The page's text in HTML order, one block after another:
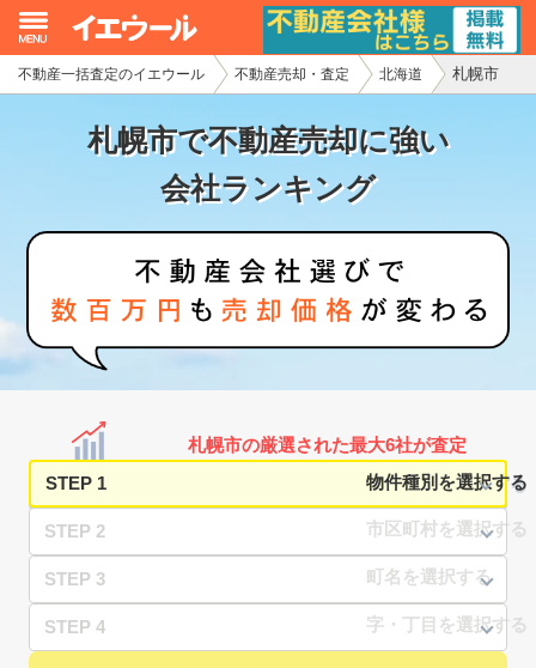
不動産一括査定のイエウール 不動産売却・査定 北海道 札幌市
札幌市で不動産売却に強い
会社ランキング
札幌市の厳選された最大6社が査定
STEP 1
STEP 2
STEP 3
STEP 4
イエウール加盟希望の不動産会社様
初めての方へ
不動産の売却・一括査定
家査定シミュレーター
お問い合わせ